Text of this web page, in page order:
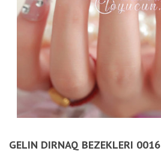
GELIN DIRNAQ BEZEKLERI 0016